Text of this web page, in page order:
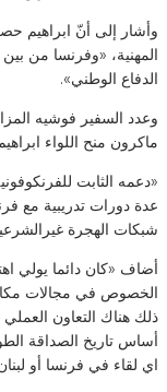
وأشار إلى أنّ ابراهيم
المهنية، «وفرنسا من
الدفاع الوطني».
وعدد السفير فوشيه
ماكرون منح اللواء
«دعمه الثابت
عدة دورات تدريبية مع
شبكات الهجرة
أضاف «كان دائما يولي
الخصوص في مجالات
ذلك هناك التعاون
أساس تاريخ الصداقة
اي لقاء في فرنسا أو